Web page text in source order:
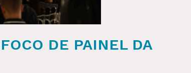
DE PAINEL DA